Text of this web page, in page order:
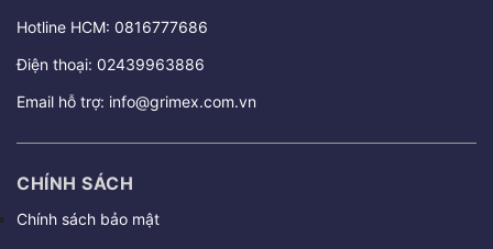
Hotline HCM: 0816777686
Điện thoại: 02439963886
Email hỗ trợ: info@grimex.com.vn
CHÍNH SÁCH
Chính sách bảo mật